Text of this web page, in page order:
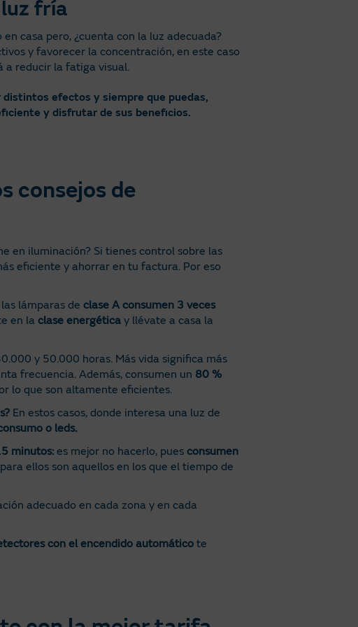
fría
casa pero, ¿cuenta con la luz adecuada?
y favorecer la concentración, en este caso
a reducir la fatiga visual.
efectos y siempre que puedas,
y disfrutar de sus beneficios.
consejos de
en iluminación? Si tienes control sobre las
eficiente y ahorrar en tu factura. Por eso
las lámparas de clase A consumen 3 veces
en la clase energética y llévate a casa la
y 50.000 horas. Más vida significa más
frecuencia. Además, consumen un 80 %
lo que son altamente eficientes.
En estos casos, donde interesa una luz de
o leds.
minutos: es mejor no hacerlo, pues consumen
ellos son aquellos en los que el tiempo de
adecuado en cada zona y en cada
con el encendido automático te